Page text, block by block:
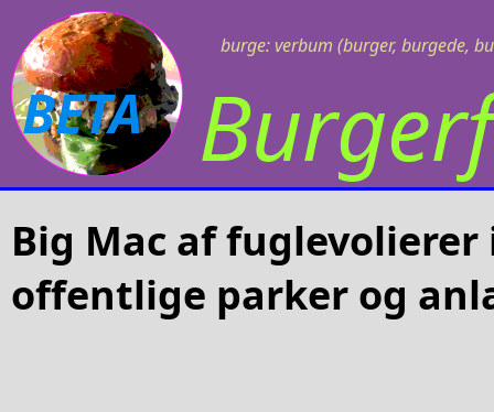
burge: verbum (burger, burgede,
BETA
Big Mac af fuglevolierer
offentlige parker og